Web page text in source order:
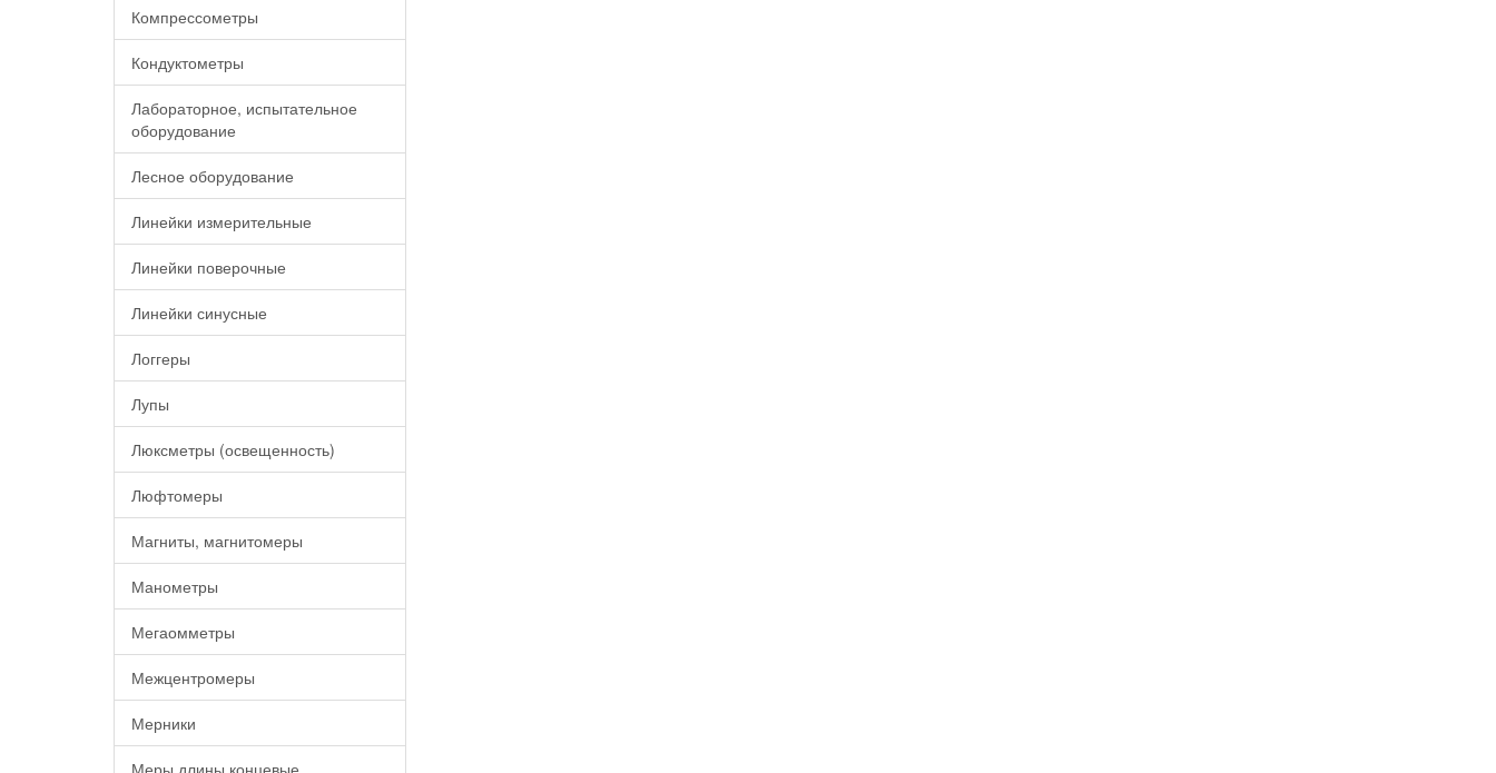
Компрессометры
Кондуктометры
Лабораторное, испытательное
оборудование
Лесное оборудование
Линейки измерительные
Линейки поверочные
Линейки синусные
Логгеры
Лупы
Люксметры (освещенность)
Люфтомеры
Магниты, магнитомеры
Манометры
Мегаомметры
Межцентромеры
Мерники
Меры длины концевые